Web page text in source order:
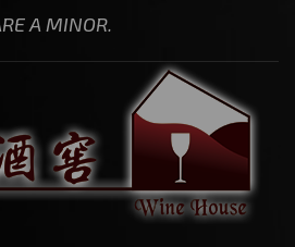
A MINOR.